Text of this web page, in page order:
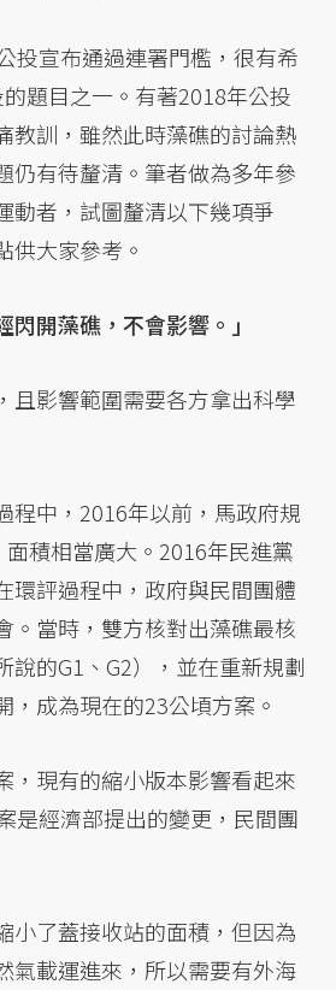
投宣布通過連署門檻，很有希
題目之一。有著2018年公投
教訓，雖然此時藻礁的討論熱
仍有待釐清。筆者做為多年參
動者，試圖釐清以下幾項爭
供大家參考。
開藻礁，不會影響。」
且影響範圍需要各方拿出科學
程中，2016年以前，馬政府規
積相當廣大。2016年民進黨
環評過程中，政府與民間團體
。當時，雙方核對出藻礁最核
說的G1、G2），並在重新規劃
，成為現在的23公頃方案。
，現有的縮小版本影響看起來
是經濟部提出的變更，民間團
小了蓋接收站的面積，但因為
氣載運進來，所以需要有外海